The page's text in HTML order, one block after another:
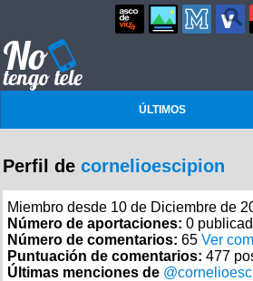
ÚLTIMOS
Perfil de cornelioescipion
Miembro desde 10 de Diciembre de
Número de aportaciones: 0
Número de comentarios: 65 Ver
Puntuación de comentarios: 477
Últimas menciones de